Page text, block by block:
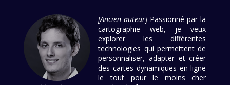
[Ancien auteur]Passionné par la
cartographie web, je veux
explorer les différentes
technologies qui permettent de
personnaliser, adapter et créer
des cartes dynamiques en ligne
le tout pour le moins cher